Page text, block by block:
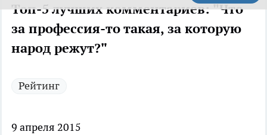
Топ-5 лучших комментариев: "Что
за профессия-то такая, за которую
народ режут?"
Рейтинг
9 апреля 2015